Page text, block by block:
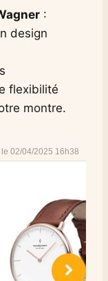
:
design
flexibilité
montre.
02/04/2025 16h38